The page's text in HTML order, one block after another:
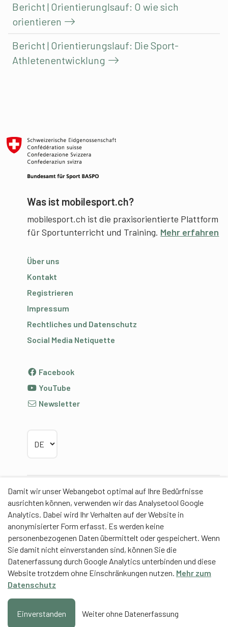
Damit wir unser Webangebot optimal auf Ihre Bedürfnisse
ausrichten können, verwenden wir das Analysetool Google
Analytics. Dabei wird Ihr Verhalten auf der Website in
anonymisierter Form erfasst. Es werden keine
personenbezogenen Daten übermittelt oder gespeichert. Wenn
Sie damit nicht einverstanden sind, können Sie die
Datenerfassung durch Google Analytics unterbinden und diese
Website trotzdem ohne Einschränkungen nutzen. Mehr zum
Datenschutz
Einverstanden Weiter ohne Datenerfassung
Bericht | Orientierunglsauf: O wie sich
orientieren
Bericht | Orientierungslauf: Die Sport-
Athletenentwicklung
Was ist mobilesport.ch?
mobilesport.ch ist die praxisorientierte Plattform
für Sportunterricht und Training. Mehr erfahren
Über uns
Kontakt
Registrieren
Impressum
Rechtliches und Datenschutz
Social Media Netiquette
Facebook
YouTube
Newsletter
Partner
Contentpartner
Eidgenössische Hochschule für Sport Magglingen
EHSM
Hinzufügen